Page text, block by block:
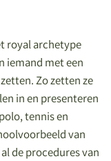
royal archetype
iemand met een
Zo zetten ze
in en presenteren
tennis en
van
de procedures van